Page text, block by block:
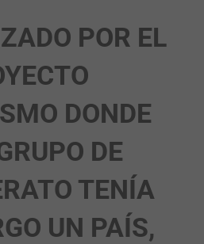
POR EL
DONDE
DE
TENÍA
UN PAÍS,